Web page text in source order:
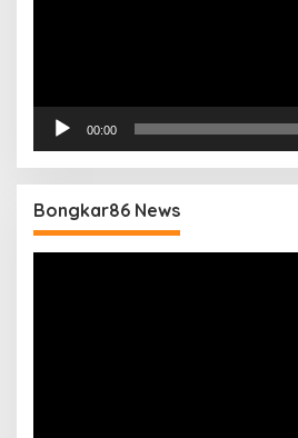
00:00
Bongkar86 News